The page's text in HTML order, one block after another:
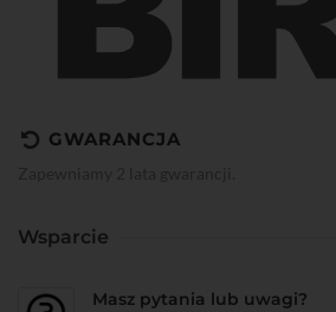
GWARANCJA
Wsparcie
Masz pytania lub uwagi?